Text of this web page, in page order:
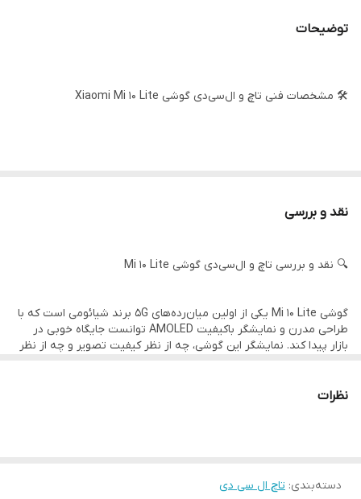
توضیحات
🛠️ مشخصات فنی تاچ و ال‌سی‌دی گوشی Xiaomi Mi 10 Lite
نسخه‌های بازار جهانی Mi 10 Lite 5G
نقد و بررسی
🔍 نقد و بررسی تاچ و ال‌سی‌دی گوشی Mi 10 Lite
گوشی Mi 10 Lite یکی از اولین میان‌رده‌های 5G برند شیائومی است که با
طراحی مدرن و نمایشگر باکیفیت AMOLED توانست جایگاه خوبی در
بازار پیدا کند. نمایشگر این گوشی، چه از نظر کیفیت تصویر و چه از نظر
نظرات
دسته‌بندی: تاچ ال سی دی